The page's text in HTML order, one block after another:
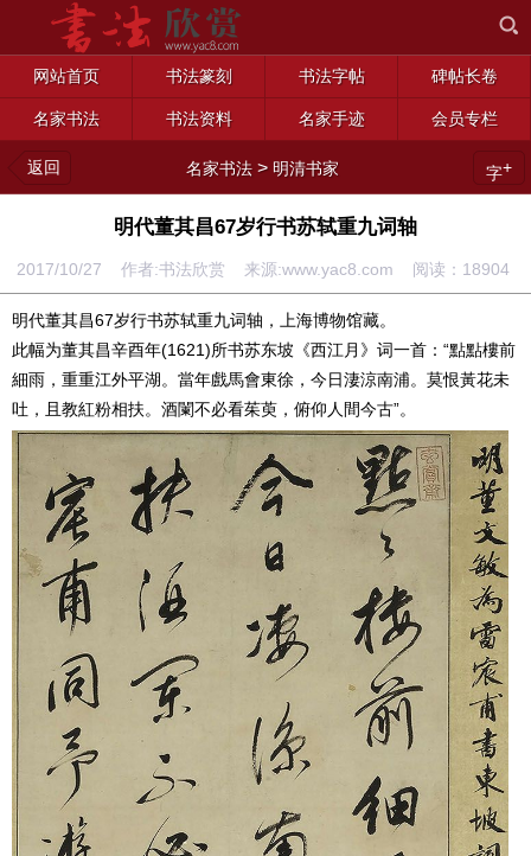
网站首页 书法篆刻 书法字帖 碑帖长卷
名家书法 书法资料 名家手迹 会员专栏
返回 名家书法 > 明清书家 字+
明代董其昌67岁行书苏轼重九词轴
2017/10/27 作者:书法欣赏 来源:www.yac8.com 阅读： 18904
明代董其昌67岁行书苏轼重九词轴，上海博物馆藏。
此幅为董其昌辛酉年(1621)所书苏东坡《西江月》词一首：“點點樓前
細雨，重重江外平湖。當年戲馬會東徐，今日淒涼南浦。莫恨黃花未
吐，且教紅粉相扶。酒闌不必看茱萸，俯仰人間今古”。